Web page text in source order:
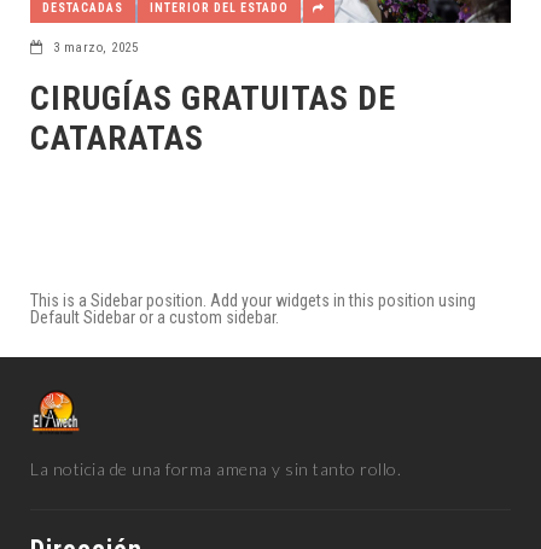
DESTACADAS INTERIOR DEL ESTADO
3 marzo, 2025
CIRUGÍAS GRATUITAS DE
CATARATAS
This is a Sidebar position. Add your widgets in this position using
Default Sidebar or a custom sidebar.
La noticia de una forma amena y sin tanto rollo.